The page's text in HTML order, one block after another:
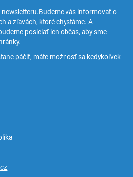
newsletteru.Budeme vás informovať o
a zľavách, ktoré chystáme. A
posielať len občas, aby sme
páčiť, máte možnosť sa kedykoľvek